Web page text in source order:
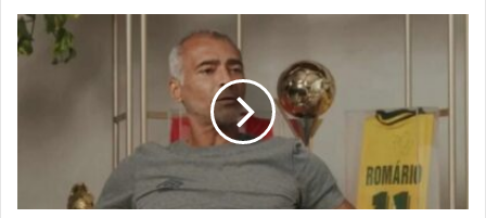
ya
está
Romario
discutió
de